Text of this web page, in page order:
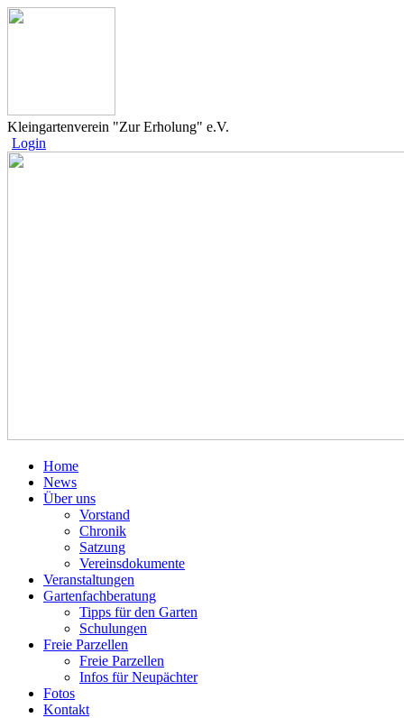
Kleingartenverein "Zur Erholung" e.V.
Login
Home
News
Über uns
Vorstand
Chronik
Satzung
Vereinsdokumente
Veranstaltungen
Gartenfachberatung
Tipps für den Garten
Schulungen
Freie Parzellen
Freie Parzellen
Infos für Neupächter
Fotos
Kontakt